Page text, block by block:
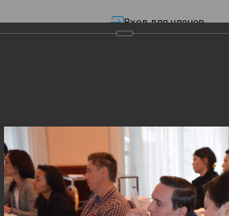
Вход для членов
ЭЛЕКТРОННЫЕ СЧЕТА-ФАКТУРЫ.
СЧЕТА-